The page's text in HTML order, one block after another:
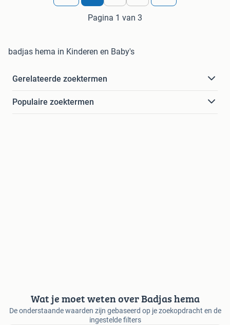
Pagina 1 van 3
badjas hema in Kinderen en Baby's
Gerelateerde zoektermen
Populaire zoektermen
Wat je moet weten over Badjas hema
De onderstaande waarden zijn gebaseerd op je zoekopdracht en de
ingestelde filters